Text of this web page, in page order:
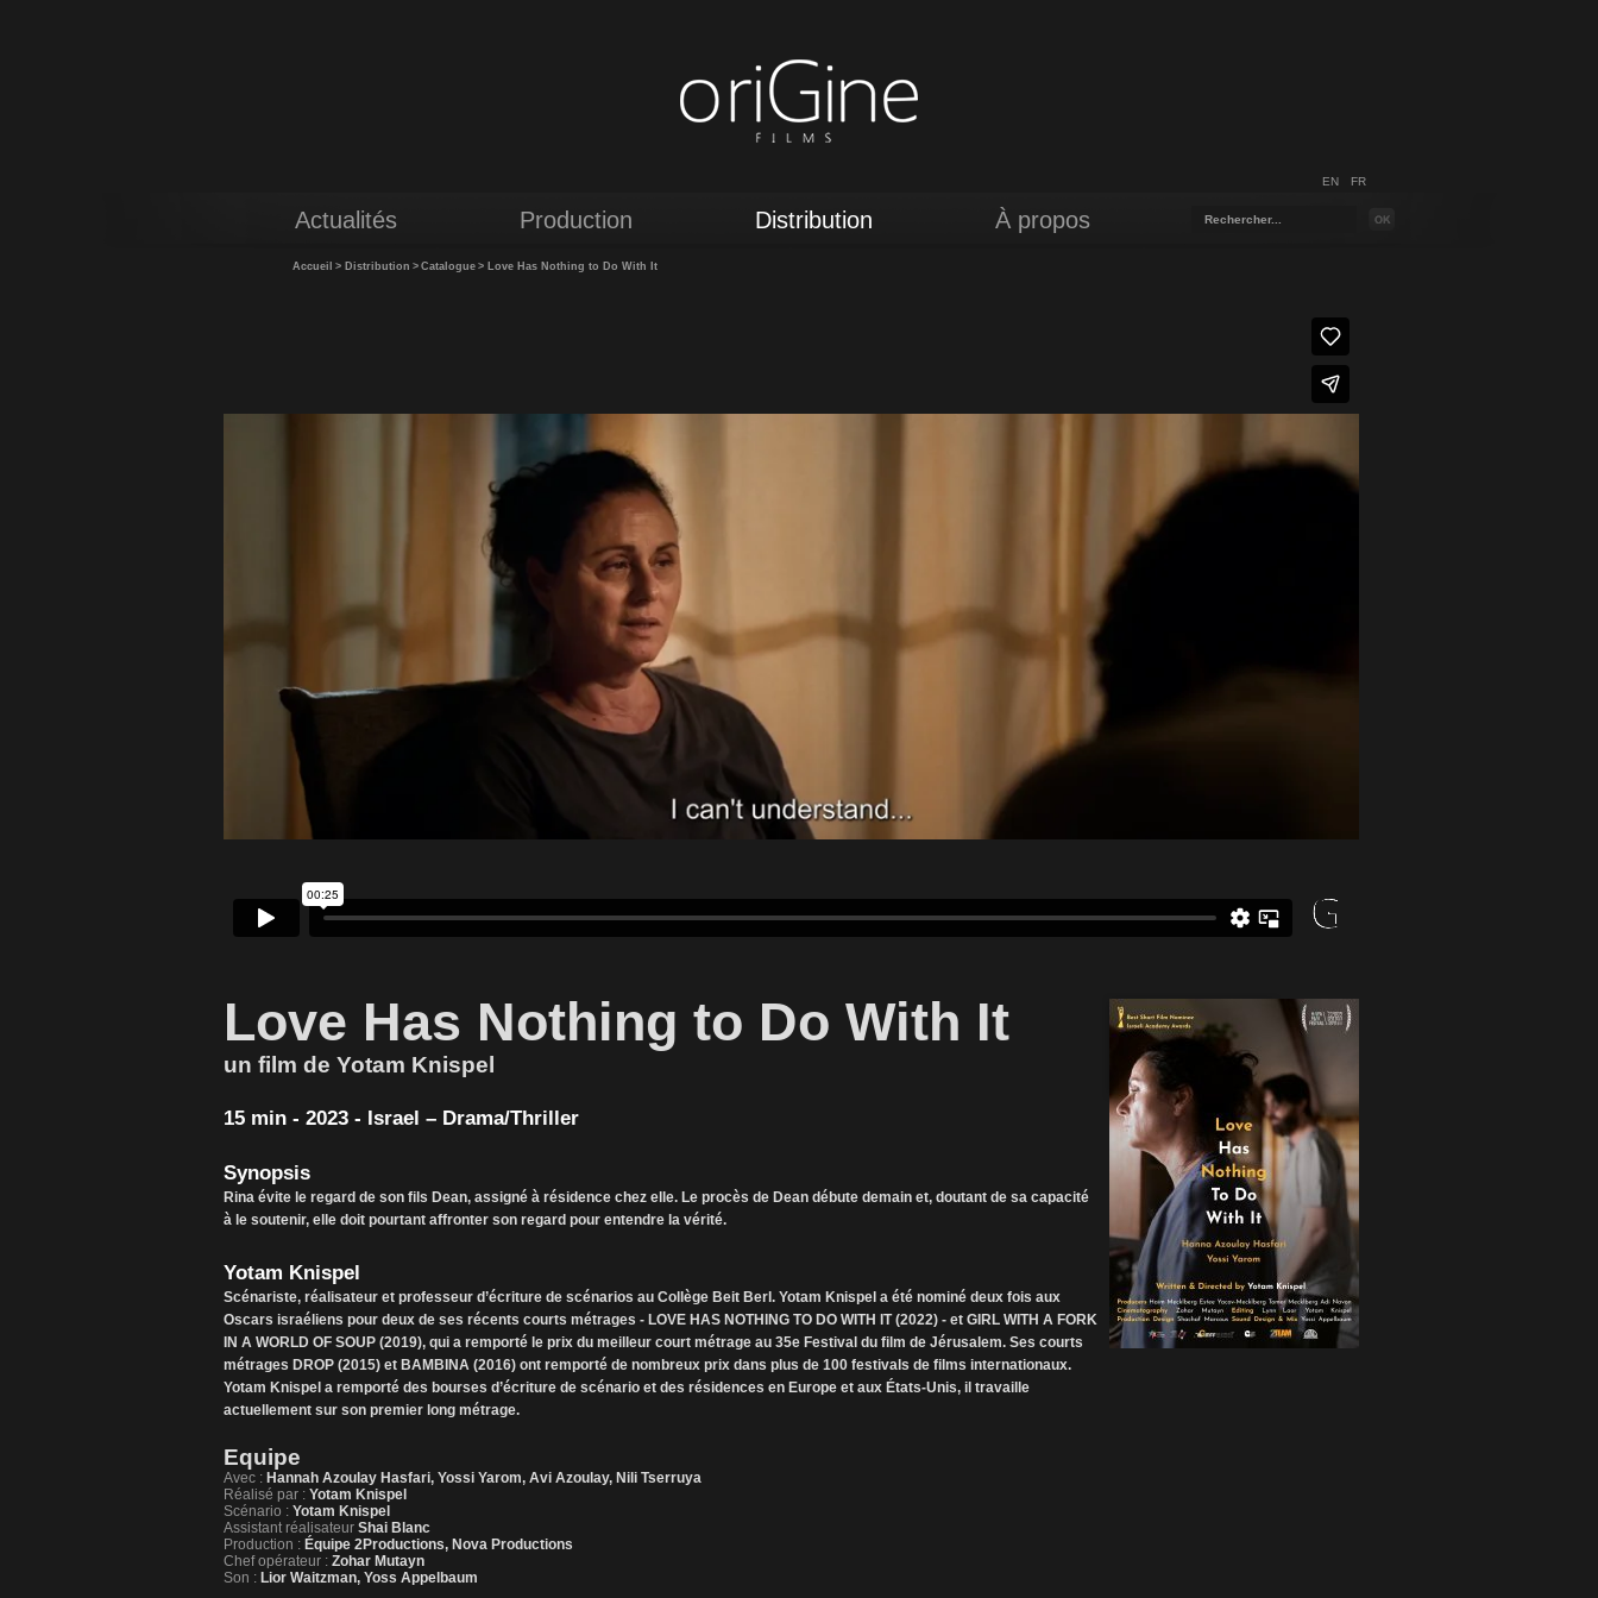
EN FR
Actualités Production Distribution À propos
Accueil > Distribution > Catalogue > Love Has Nothing to Do With It
Love Has Nothing to Do With It
un film de Yotam Knispel
15 min - 2023 - Israel – Drama/Thriller
Synopsis
Rina évite le regard de son fils Dean, assigné à résidence chez elle. Le procès de Dean débute demain et, doutant de sa capacité
à le soutenir, elle doit pourtant affronter son regard pour entendre la vérité.
Yotam Knispel
Scénariste, réalisateur et professeur d’écriture de scénarios au Collège Beit Berl. Yotam Knispel a été nominé deux fois aux
Oscars israéliens pour deux de ses récents courts métrages - LOVE HAS NOTHING TO DO WITH IT (2022) - et GIRL WITH A FORK
IN A WORLD OF SOUP (2019), qui a remporté le prix du meilleur court métrage au 35e Festival du film de Jérusalem. Ses courts
métrages DROP (2015) et BAMBINA (2016) ont remporté de nombreux prix dans plus de 100 festivals de films internationaux.
Yotam Knispel a remporté des bourses d’écriture de scénario et des résidences en Europe et aux États-Unis, il travaille
actuellement sur son premier long métrage.
Equipe
Avec : Hannah Azoulay Hasfari, Yossi Yarom, Avi Azoulay, Nili Tserruya
Réalisé par : Yotam Knispel
Scénario : Yotam Knispel
Assistant réalisateur Shai Blanc
Production : Équipe 2Productions, Nova Productions
Chef opérateur : Zohar Mutayn
Son : Lior Waitzman, Yoss Appelbaum